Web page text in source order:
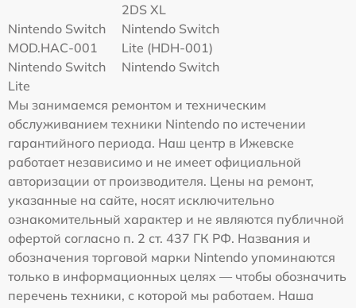
2DS XL
Nintendo Switch
MOD.HAC-001
Nintendo Switch
Lite (HDH-001)
Nintendo Switch
Lite
Nintendo Switch
Мы занимаемся ремонтом и техническим
обслуживанием техники Nintendo по истечении
гарантийного периода. Наш центр в Ижевске
работает независимо и не имеет официальной
авторизации от производителя. Цены на ремонт,
указанные на сайте, носят исключительно
ознакомительный характер и не являются публичной
офертой согласно п. 2 ст. 437 ГК РФ. Названия и
обозначения торговой марки Nintendo упоминаются
только в информационных целях — чтобы обозначить
перечень техники, с которой мы работаем. Наша